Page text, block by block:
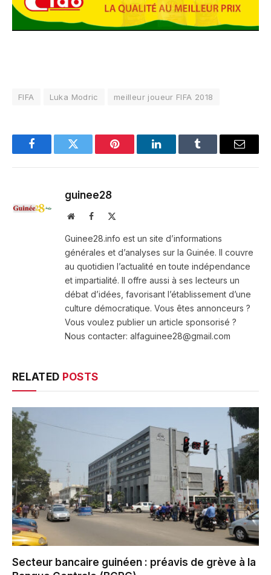
FIFA Luka Modric meilleur joueur FIFA 2018
FacebookTwitter Pinterest LinkedInTumblr Email
guinee28
WebsiteFacebook
Guinee28.info est un site d’informations
générales et d’analyses sur la Guinée. Il couvre
au quotidien l’actualité en toute indépendance
et impartialité. Il offre aussi à ses lecteurs un
débat d’idées, favorisant l’établissement d’une
culture démocratique. Vous êtes annonceurs ?
Vous voulez publier un article sponsorisé ?
Nous contacter: alfaguinee28@gmail.com
RELATED POSTS
Secteur bancaire guinéen : préavis de grève à la